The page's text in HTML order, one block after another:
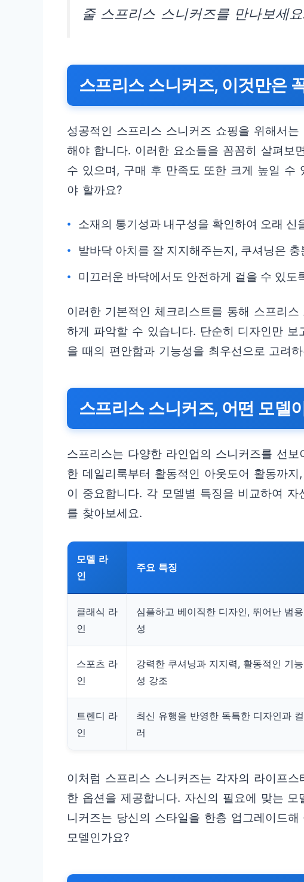
줄 스프리스 스니커즈를 만나보세요
스프리스 스니커즈, 이것만은
성공적인 스프리스 스니커즈 쇼핑을 위해서
해야 합니다. 이러한 요소들을 꼼꼼히 살펴보
수 있으며, 구매 후 만족도 또한 크게 높일 수
야 할까요?
소재의 통기성과 내구성을 확인하여 오래 신
발바닥 아치를 잘 지지해주는지, 쿠셔닝은
미끄러운 바닥에서도 안전하게 걸을 수 있도
이러한 기본적인 체크리스트를 통해 스프리
하게 파악할 수 있습니다. 단순히 디자인만
을 때의 편안함과 기능성을 최우선으로 고려
스프리스 스니커즈, 어떤 모델
스프리스는 다양한 라인업의 스니커즈를 선
한 데일리룩부터 활동적인 아웃도어 활동까
이 중요합니다. 각 모델별 특징을 비교하여
를 찾아보세요.
모델 라
인
주요 특징
클래식 라
인
심플하고 베이직한 디자인, 뛰어난 범용
성
스포츠 라
인
강력한 쿠셔닝과 지지력, 활동적인 기능
성 강조
트렌디 라
인
최신 유행을 반영한 독특한 디자인과 컬
러
이처럼 스프리스 스니커즈는 각자의 라이프
한 옵션을 제공합니다. 자신의 필요에 맞는
니커즈는 당신의 스타일을 한층 업그레이드
모델인가요?